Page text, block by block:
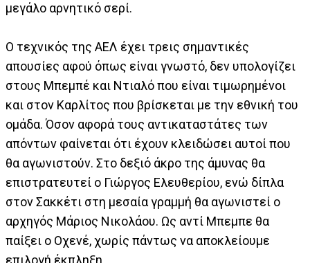
μεγάλο αρνητικό σερί.
Ο τεχνικός της ΑΕΛ έχει τρεις σημαντικές
απουσίες αφού όπως είναι γνωστό, δεν υπολογίζει
στους Μπεμπέ και Ντιαλό που είναι τιμωρημένοι
και στον Καρλίτος που βρίσκεται με την εθνική του
ομάδα. Όσον αφορά τους αντικαταστάτες των
απόντων φαίνεται ότι έχουν κλειδώσει αυτοί που
θα αγωνιστούν. Στο δεξιό άκρο της άμυνας θα
επιστρατευτεί ο Γιώργος Ελευθερίου, ενώ δίπλα
στον Σακκέτι στη μεσαία γραμμή θα αγωνιστεί ο
αρχηγός Μάριος Νικολάου. Ως αντί Μπεμπε θα
παίξει ο Οχενέ, χωρίς πάντως να αποκλείουμε